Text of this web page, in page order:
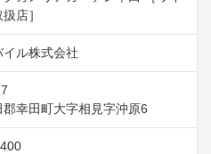
店］
イル株式会社
幸田町大字相見字沖原6